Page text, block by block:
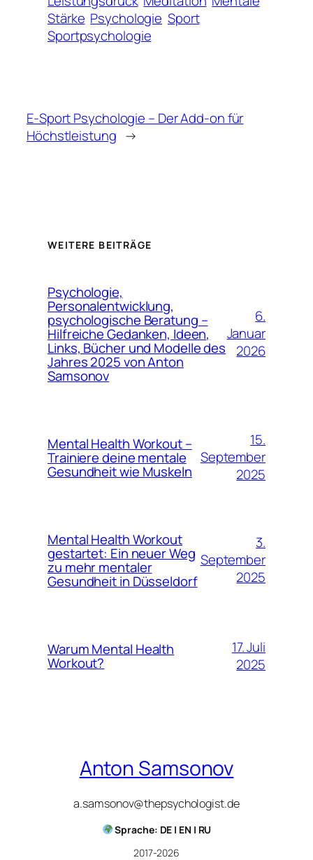
Stärke Psychologie Sport
Sportpsychologie
E-Sport Psychologie – Der Add-on für
Höchstleistung →
WEITERE BEITRÄGE
Psychologie,
Personalentwicklung,
psychologische Beratung –
Hilfreiche Gedanken, Ideen,
Links, Bücher und Modelle des
Jahres 2025 von Anton
Samsonov
6.
Januar
2026
Mental Health Workout –
Trainiere deine mentale
Gesundheit wie Muskeln
15.
September
2025
Mental Health Workout
gestartet: Ein neuer Weg
zu mehr mentaler
Gesundheit in Düsseldorf
3.
September
2025
Warum Mental Health
Workout?
17. Juli
2025
Anton Samsonov
a.samsonov@thepsychologist.de
Sprache: DE | EN | RU
2017-2026